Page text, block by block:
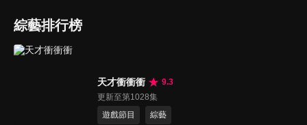
綜藝排行榜
天才衝衝衝
9.3
更新至第1028集
遊戲節目
綜藝